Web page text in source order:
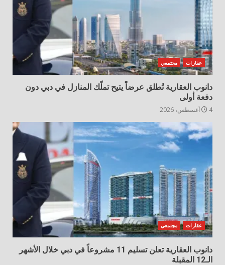
عقارات مجتمعي
دانوب العقارية تُطلق عرضاً يتيح تملّك المنازل في دبي دون
دفعة أولى
4 أغسطس، 2026
عقارات مجتمعي
دانوب العقارية تعلن تسليم 11 مشروعاً في دبي خلال الأشهر
الـ12 المقبلة